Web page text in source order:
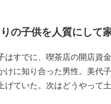
の子供を人質にして
すでに、喫茶店の開店資
けに知り合った男性。美代
げていた。次はどうやって